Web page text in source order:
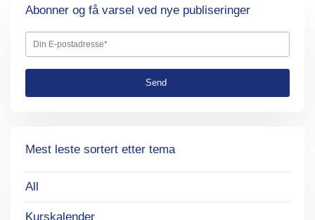
Abonner og få varsel ved nye publiseringer
Mest leste sortert etter tema
All
Kurskalender